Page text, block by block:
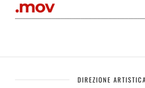
DIREZIONE ARTISTICA